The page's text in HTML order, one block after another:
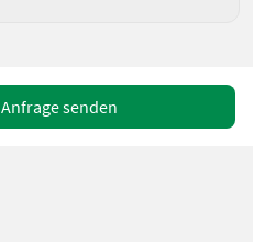
Anfrage senden